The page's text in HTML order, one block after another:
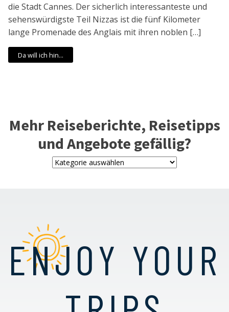
die Stadt Cannes. Der sicherlich interessanteste und
sehenswürdigste Teil Nizzas ist die fünf Kilometer
lange Promenade des Anglais mit ihren noblen […]
Da will ich hin...
Mehr Reiseberichte, Reisetipps
und Angebote gefällig?
ENJOY YOUR